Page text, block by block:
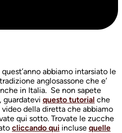
abbiamo intarsiato le
anglosassone che e’
in Italia. Se non sapete
guardatevi questo tutorial che
video della diretta che abbiamo
qui sotto. Trovate le zucche
cliccando qui incluse quelle